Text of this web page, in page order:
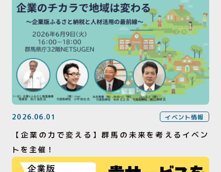
2026.06.01 イベント情報
【企業の力で変える】群馬の未来を考えるイベン
トを主催！